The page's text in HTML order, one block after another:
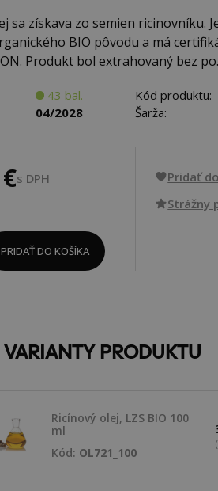
sa získava zo semien ricinovníku.
BIO pôvodu a má
Produkt bol extrahovaný bez
43 bal. Kód produktu:
04/2028 Šarža:
s DPH
PRIDAŤ DO KOŠÍKA
Pridať
Strážny
PRODUKTU
Ricínový olej, LZS BIO 100
ml
Kód: OL721_100